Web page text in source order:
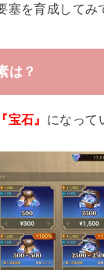
塞を育成してみ
は？
『宝石』 になって